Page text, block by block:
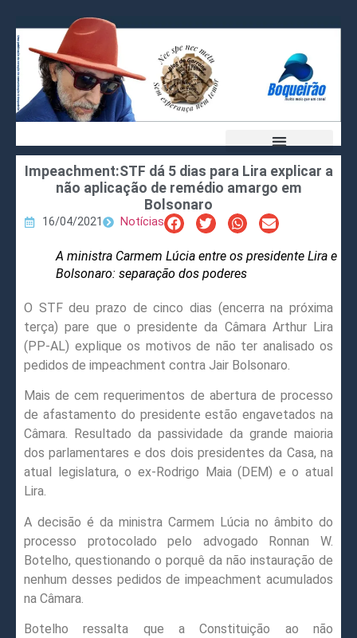
Impeachment:STF dá 5 dias para Lira explicar a
não aplicação de remédio amargo em
Bolsonaro
16/04/2021 Notícias
A ministra Carmem Lúcia entre os presidente Lira e
Bolsonaro: separação dos poderes
O STF deu prazo de cinco dias (encerra na próxima
terça) pare que o presidente da Câmara Arthur Lira
(PP-AL) explique os motivos de não ter analisado os
pedidos de impeachment contra Jair Bolsonaro.
Mais de cem requerimentos de abertura de processo
de afastamento do presidente estão engavetados na
Câmara. Resultado da passividade da grande maioria
dos parlamentares e dos dois presidentes da Casa, na
atual legislatura, o ex-Rodrigo Maia (DEM) e o atual
Lira.
A decisão é da ministra Carmem Lúcia no âmbito do
processo protocolado pelo advogado Ronnan W.
Botelho, questionando o porquê da não instauração de
nenhum desses pedidos de impeachment acumulados
na Câmara.
Botelho ressalta que a Constituição ao não